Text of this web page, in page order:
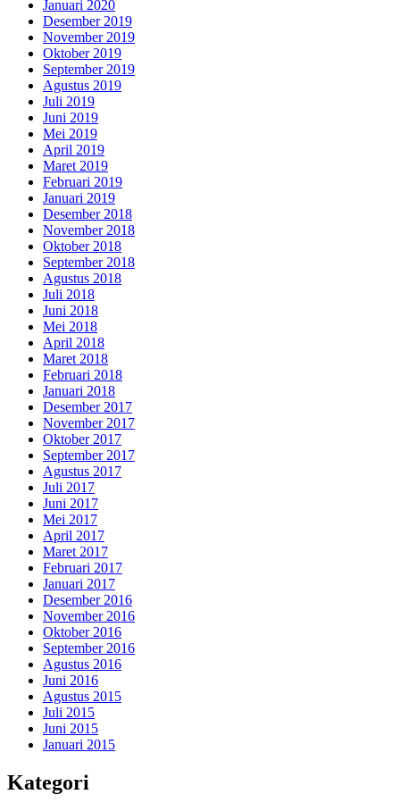
Januari 2020
Desember 2019
November 2019
Oktober 2019
September 2019
Agustus 2019
Juli 2019
Juni 2019
Mei 2019
April 2019
Maret 2019
Februari 2019
Januari 2019
Desember 2018
November 2018
Oktober 2018
September 2018
Agustus 2018
Juli 2018
Juni 2018
Mei 2018
April 2018
Maret 2018
Februari 2018
Januari 2018
Desember 2017
November 2017
Oktober 2017
September 2017
Agustus 2017
Juli 2017
Juni 2017
Mei 2017
April 2017
Maret 2017
Februari 2017
Januari 2017
Desember 2016
November 2016
Oktober 2016
September 2016
Agustus 2016
Juni 2016
Agustus 2015
Juli 2015
Juni 2015
Januari 2015
Kategori